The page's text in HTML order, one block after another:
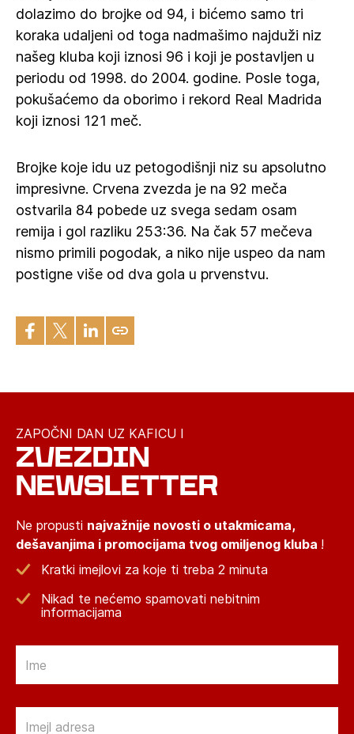
dolazimo do brojke od 94, i bićemo samo tri
koraka udaljeni od toga nadmašimo najduži niz
našeg kluba koji iznosi 96 i koji je postavljen u
periodu od 1998. do 2004. godine. Posle toga,
pokušaćemo da oborimo i rekord Real Madrida
koji iznosi 121 meč.
Brojke koje idu uz petogodišnji niz su apsolutno
impresivne. Crvena zvezda je na 92 meča
ostvarila 84 pobede uz svega sedam osam
remija i gol razliku 253:36. Na čak 57 mečeva
nismo primili pogodak, a niko nije uspeo da nam
postigne više od dva gola u prvenstvu.
ZAPOČNI DAN UZ KAFICU I
ZVEZDIN
NEWSLETTER
Ne propusti najvažnije novosti o utakmicama,
dešavanjima i promocijama tvog omiljenog kluba !
Kratki imejlovi za koje ti treba 2 minuta
Nikad te nećemo spamovati nebitnim
informacijama